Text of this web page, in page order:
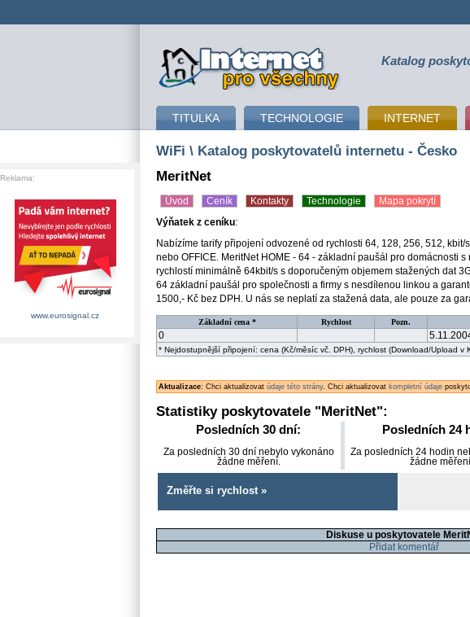
připojení k internetu Katalog
TITULKA TECHNOLOGIE INTERNET
WiFi \ Katalog poskytovatelů internetu - Česko
MeritNet
Úvod Ceník Kontakty Technologie Mapa pokrytí
Výňatek z ceníku:
Nabízíme tarify připojení odvozené od rychlosti 64, 128, 256, 512,
nebo OFFICE. MeritNet HOME - 64 - základní paušál pro domácnosti
rychlostí minimálně 64kbit/s s doporučeným objemem stažených dat
64 základní paušál pro společnosti a firmy s nesdílenou linkou a
1500,- Kč bez DPH. U nás se neplatí za stažená data, ale pouze za
Základní cena * Rychlost Pozn.
0
* Nejdostupnější připojení: cena (Kč/měsíc vč. DPH), rychlost (Download/Upload v
Aktualizace: Chci aktualizovat údaje této strány. Chci aktualizovat kompletní údaje
Statistiky poskytovatele "MeritNet":
Posledních 30 dní:
Za posledních 30 dní nebylo vykonáno
žádne měření.
Posledních 24
Za posledních 24 hodin
žádne měření.
Změřte si rychlost »
Diskuse u poskytovatele
Přidat komentář
Reklama:
www.eurosignal.cz